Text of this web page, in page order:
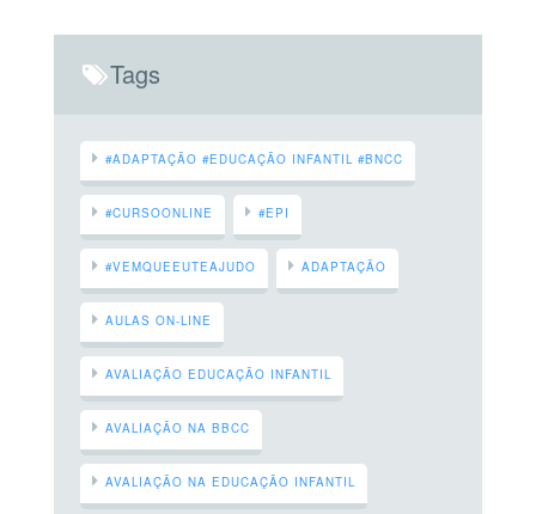
Tags
#ADAPTAÇÃO #EDUCAÇÃO INFANTIL #BNCC
#CURSOONLINE #EPI
#VEMQUEEUTEAJUDO ADAPTAÇÃO
AULAS ON-LINE
AVALIAÇÃO EDUCAÇÃO INFANTIL
AVALIAÇÃO NA BBCC
AVALIAÇÃO NA EDUCAÇÃO INFANTIL